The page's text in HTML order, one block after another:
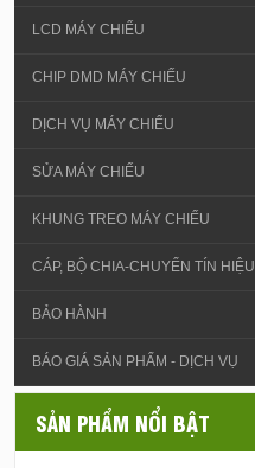
LCD MÁY CHIẾU
CHIP DMD MÁY CHIẾU
DỊCH VỤ MÁY CHIẾU
SỬA MÁY CHIẾU
KHUNG TREO MÁY CHIẾU
CÁP, BỘ CHIA-CHUYỂN TÍN HIỆU
BẢO HÀNH
BÁO GIÁ SẢN PHẨM - DỊCH VỤ
SẢN PHẨM NỔI BẬT